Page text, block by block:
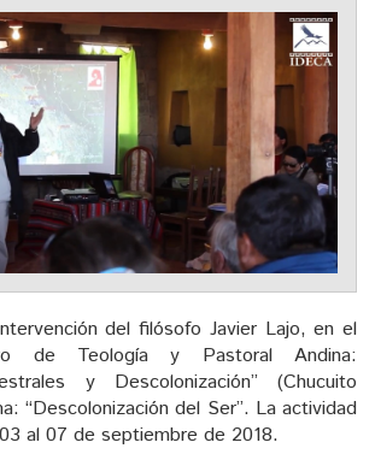
del filósofo Javier Lajo, en el
de Teología y Pastoral Andina:
y Descolonización” (Chucuito
“Descolonización del Ser”. La actividad
al 07 de septiembre de 2018.